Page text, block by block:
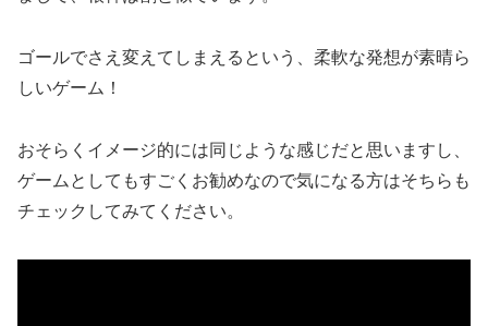
ゴールでさえ変えてしまえるという、柔軟な発想が素晴ら
しいゲーム！
おそらくイメージ的には同じような感じだと思いますし、
ゲームとしてもすごくお勧めなので気になる方はそちらも
チェックしてみてください。